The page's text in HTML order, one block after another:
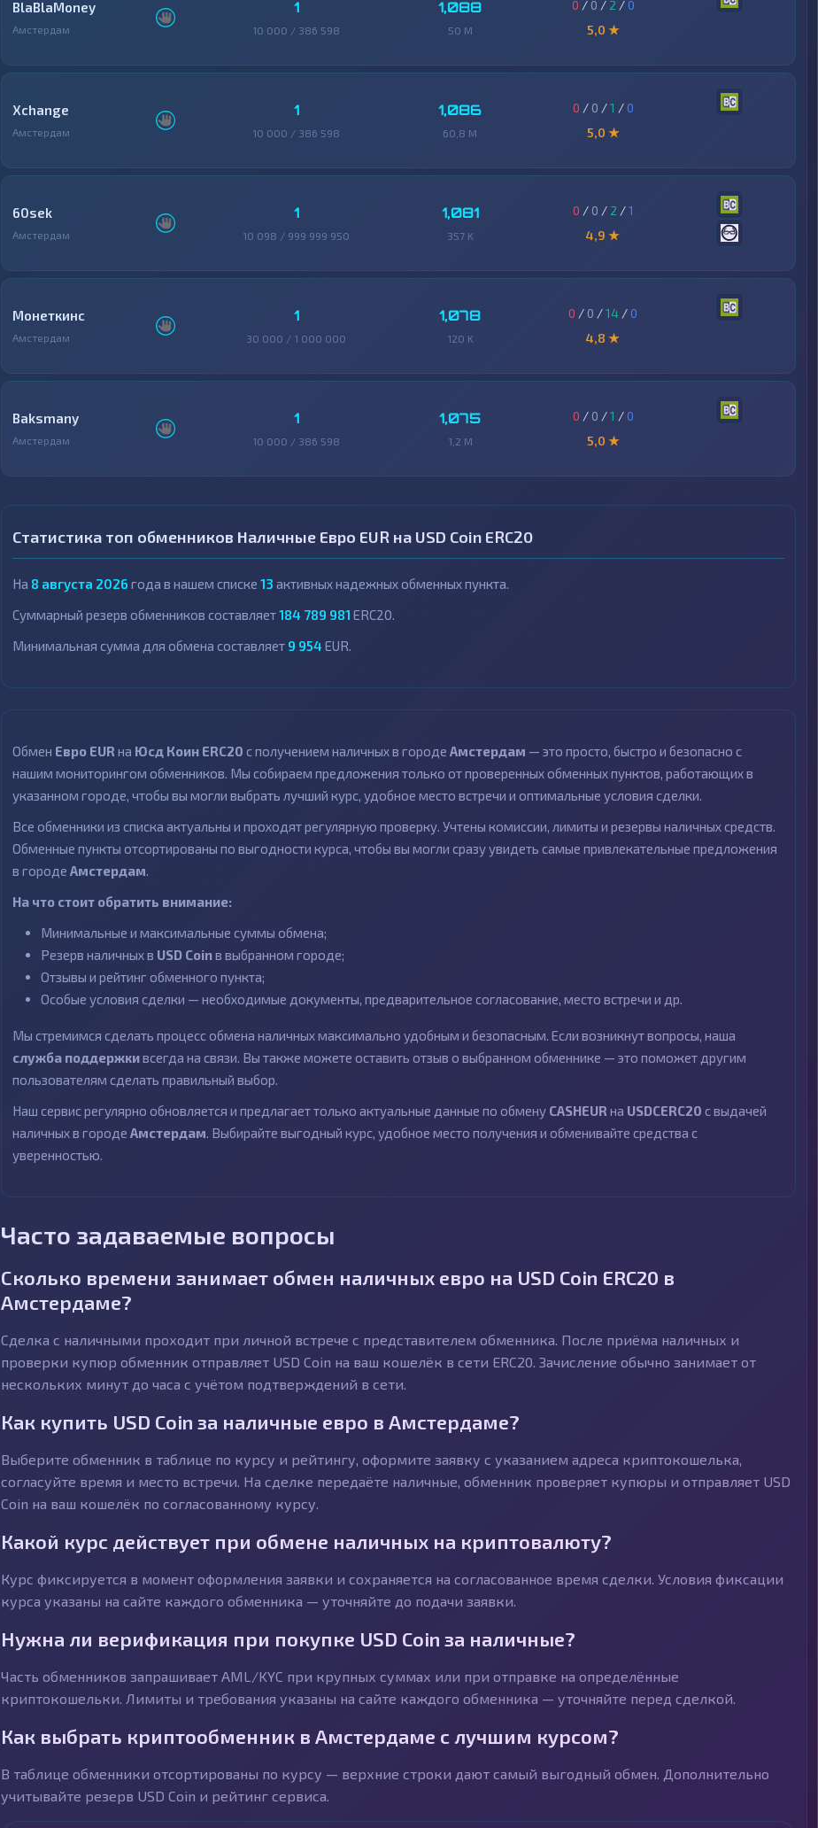
BlaBlaMoney
Амстердам
1
10 000 / 386 598
1,088
50 M
0 / 0 / 2 /0
5,0 ★
Xchange
Амстердам
1
10 000 / 386 598
1,086
60,8 M
0 / 0 /1 /0
5,0 ★
60sek
Амстердам
1
10 098 / 999 999 950
1,081
357 K
0 / 0 / 2 /1
4,9 ★
Монеткинс
Амстердам
1
30 000 / 1 000 000
1,078
120 K
0 / 0 /14 /0
4,8 ★
Baksmany
Амстердам
1
10 000 / 386 598
1,075
1,2 M
0 / 0 /1 /0
5,0 ★
Статистика топ обменников Наличные Евро EUR на USD Coin ERC20
На 8 августа 2026 года в нашем списке 13 активных надежных обменных пункта.
Суммарный резерв обменников составляет184 789 981 ERC20.
Минимальная сумма для обмена составляет 9 954EUR.
Обмен Евро EUR на Юсд Коин ERC20 с получением наличных в городе Амстердам — это просто, быстро и безопасно с
нашим мониторингом обменников. Мы собираем предложения только от проверенных обменных пунктов, работающих в
указанном городе, чтобы вы могли выбрать лучший курс, удобное место встречи и оптимальные условия сделки.
Все обменники из списка актуальны и проходят регулярную проверку. Учтены комиссии, лимиты и резервы наличных средств.
Обменные пункты отсортированы по выгодности курса, чтобы вы могли сразу увидеть самые привлекательные предложения
в городе Амстердам.
На что стоит обратить внимание:
Минимальные и максимальные суммы обмена;
Резерв наличных в USD Coinв выбранном городе;
Отзывы и рейтинг обменного пункта;
Особые условия сделки — необходимые документы, предварительное согласование, место встречи и др.
Мы стремимся сделать процесс обмена наличных максимально удобным и безопасным. Если возникнут вопросы, наша
служба поддержкивсегда на связи. Вы также можете оставить отзыв о выбранном обменнике — это поможет другим
пользователям сделать правильный выбор.
Наш сервис регулярно обновляется и предлагает только актуальные данные по обмену CASHEUR на USDCERC20 с выдачей
наличных в городе Амстердам. Выбирайте выгодный курс, удобное место получения и обменивайте средства с
уверенностью.
Часто задаваемые вопросы
Сколько времени занимает обмен наличных евро на USD Coin ERC20 в
Амстердаме?
Сделка с наличными проходит при личной встрече с представителем обменника. После приёма наличных и
проверки купюр обменник отправляет USD Coin на ваш кошелёк в сети ERC20. Зачисление обычно занимает от
нескольких минут до часа с учётом подтверждений в сети.
Как купить USD Coin за наличные евро в Амстердаме?
Выберите обменник в таблице по курсу и рейтингу, оформите заявку с указанием адреса криптокошелька,
согласуйте время и место встречи. На сделке передаёте наличные, обменник проверяет купюры и отправляет USD
Coin на ваш кошелёк по согласованному курсу.
Какой курс действует при обмене наличных на криптовалюту?
Курс фиксируется в момент оформления заявки и сохраняется на согласованное время сделки. Условия фиксации
курса указаны на сайте каждого обменника — уточняйте до подачи заявки.
Нужна ли верификация при покупке USD Coin за наличные?
Часть обменников запрашивает AML/KYC при крупных суммах или при отправке на определённые
криптокошельки. Лимиты и требования указаны на сайте каждого обменника — уточняйте перед сделкой.
Как выбрать криптообменник в Амстердаме с лучшим курсом?
В таблице обменники отсортированы по курсу — верхние строки дают самый выгодный обмен. Дополнительно
учитывайте резерв USD Coin и рейтинг сервиса.